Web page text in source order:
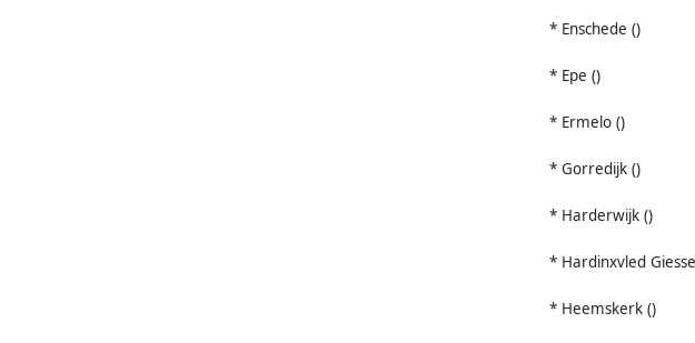
* Enschede ()
* Epe ()
* Ermelo ()
* Gorredijk ()
* Harderwijk ()
* Hardinxvled
* Heemskerk ()